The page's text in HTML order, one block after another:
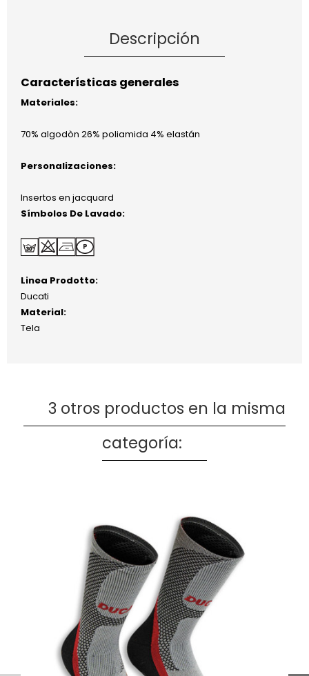
Descripción
Características generales
Materiales:
70% algodòn 26% poliamida 4% elastán
Personalizaciones:
Insertos en jacquard
Símbolos De Lavado:
Linea Prodotto:
Ducati
Material:
Tela
3 otros productos en la misma
categoría: